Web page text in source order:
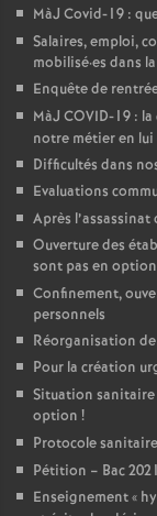
MàJ Covid-19 :
Salaires, emploi,
mobilisé·es dans
Enquête de
MàJ COVID-19 :
notre métier en
Difficultés dans
Evaluations
Après
Ouverture des
sont pas en option
Confinement,
personnels
Réorganisation
Pour la création
Situation sanitaire
option !
Protocole
Pétition – Bac
Enseignement «